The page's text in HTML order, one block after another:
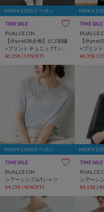
MAX￥2,000クーポン
TIME SALE インフルエンサー企画
PUAL CE CIN
【＠yns628企画】ロゴ刺繍
×プリント チュニックTシャ
ツ
¥6,358 (15%OFF)
MAX￥
TIME SALE
PUAL CE
【＠
×プリント
ツ
¥6,358
MAX￥2,000クーポン
TIME SALE
PUAL CE CIN
シアーシンプルTシャツ
¥4,158 (40%OFF)
MAX￥
TIME SALE
PUAL CE
シアーシ
¥4,158